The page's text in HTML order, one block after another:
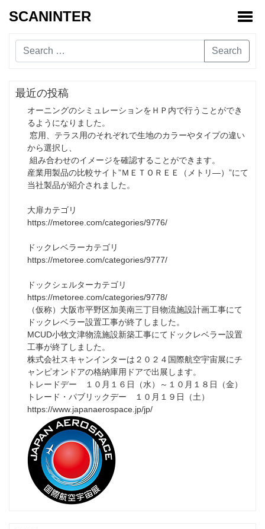
SCANINTER
Search
最近の投稿
オーニングのシミュレーションをＨＰ内で行うことができ
るようになりました。
窓用、テラス用のそれぞれで生地のカラーやタイプの違い
から選択し、
組み合わせのイメージを確認することができます。
産業用製品の比較サイト”ＭＥＴＯＲＥＥ（メトリ―）”にて
当社製品が紹介されました。
大扉カテゴリ
https://metoree.com/categories/9776/
ドックレベラーカテゴリ
https://metoree.com/categories/9777/
ドックシェルターカテゴリ
https://metoree.com/categories/9778/
（仮称）大阪市平野区加美南三丁目物流施設計画工事にて
ドックレベラー設置工事が終了しました。
MCUD小牧文津物流施設新築工事にてドックレベラー設置
工事が終了しました。
株式会社スキャンインターは２０２４国際航空宇宙展にチ
ャンピオンドアの格納庫用ドアで出展します。
トレードデー １０月１６日（水）～１０月１８日（金）
トレード・パブリックデー １０月１９日（土）
https://www.japanaerospace.jp/jp/